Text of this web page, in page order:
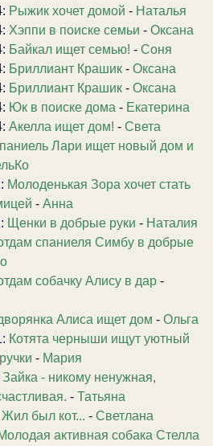
Рыжик хочет домой - Наталья
Хэппи в поиске семьи - Оксана
Байкал ищет семью! - Соня
Бриллиант Крашик - Оксана
Бриллиант Крашик - Оксана
Юк в поиске дома - Екатерина
Акелла ищет дом! - Света
Лари ищет новый дом и
Молоденькая Зора хочет стать
- Анна
Щенки в добрые руки - Наталия
спаниеля Симбу в добрые
собачку Алису в дар -
Алиса ищет дом - Ольга
Котята черныши ищут уютный
- Мария
Зайка - никому ненужная,
- Татьяна
Жил был кот... - Светлана
активная собака Стелла